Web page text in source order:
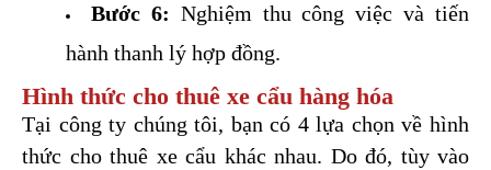
Bước 6: Nghiệm thu công việc và tiến
hành thanh lý hợp đồng.
Hình thức cho thuê xe cẩu hàng hóa
Tại công ty chúng tôi, bạn có 4 lựa chọn về hình
thức cho thuê xe cẩu khác nhau. Do đó, tùy vào